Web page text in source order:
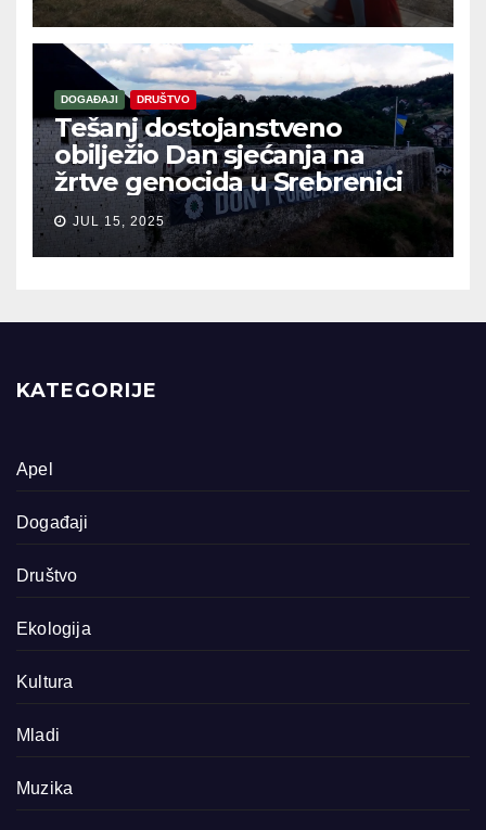
DOGAĐAJI DRUŠTVO
Tešanj dostojanstveno
obilježio Dan sjećanja na
žrtve genocida u Srebrenici
JUL 15, 2025
KATEGORIJE
Apel
Događaji
Društvo
Ekologija
Kultura
Mladi
Muzika